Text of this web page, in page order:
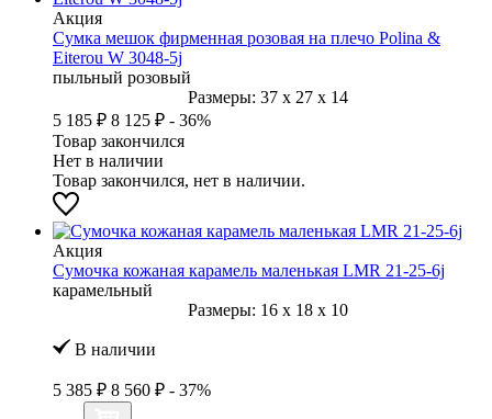
Акция
Сумка мешок фирменная розовая на плечо Polina &
Eiterou W 3048-5j
пыльный розовый
Размеры: 37 x 27 x 14
5 185 ₽ 8 125 ₽ - 36%
Товар закончился
Нет в наличии
Товар закончился, нет в наличии.
Акция
Сумочка кожаная карамель маленькая LMR 21-25-6j
карамельный
Размеры: 16 x 18 x 10
В наличии
5 385 ₽ 8 560 ₽ - 37%